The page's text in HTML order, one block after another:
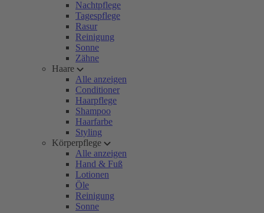
Nachtpflege
Tagespflege
Rasur
Reinigung
Sonne
Zähne
Haare
Alle anzeigen
Conditioner
Haarpflege
Shampoo
Haarfarbe
Styling
Körperpflege
Alle anzeigen
Hand & Fuß
Lotionen
Öle
Reinigung
Sonne